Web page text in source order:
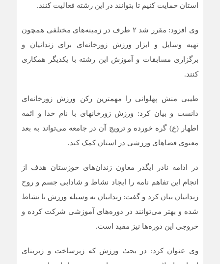
استان حمایت کنیم تا بتوانند در این رشته فعالیت کنند.
وی افزود: مقرر شد ۲ طرف در زمینه‌های مختلفی همچون
تهیه وسایل و ابزار ورزش زورخانه‌ای برای زندانیان و
برگزاری مسابقات و آموزش این رشته با یکدیگر همکاری
کنند.
طیبی منش پهلوانی را مهمترین رکن ورزش زورخانه‌ای
دانست و بیان کرد: ورزش زورخانهای با نام خدا و ائمه
اطهار (ع) گره خورده و ترویج آن در جامعه می‌تواند به بعد
معنوی فضاهای ورزشی در استان کمک کند.
در ادامه نادر ایگدر معاون زندان‌های خوزستان هدف از
انجام این تفاهم نامه را ایجاد نشاط و شادابی جسم و روح
زندانیان بیان کرد و گفت: زندانیان به وسیله ورزش با نشاط
شده و بهتر می‌توانند در دوره‌های آموزشی شرکت کرده و
خروجی این دوره‌ها نیز مفید است.
وی عنوان کرد: در بحث ورزش که زیرساخت و زیربنای